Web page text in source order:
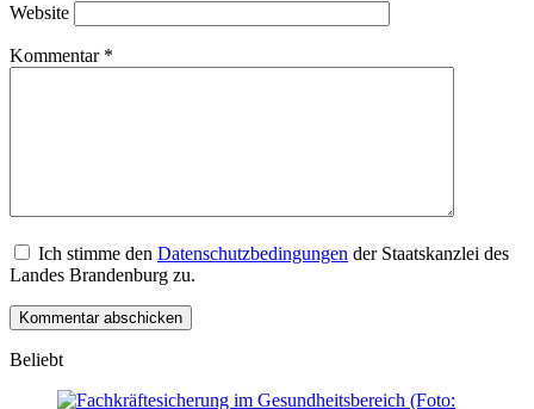
Website
Kommentar *
Ich stimme den Datenschutzbedingungen der Staatskanzlei des
Landes Brandenburg zu.
Beliebt